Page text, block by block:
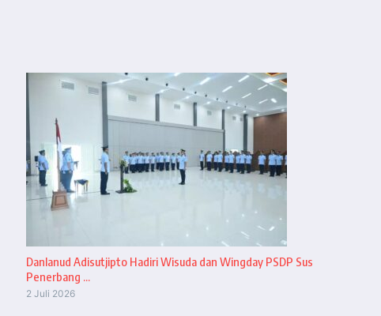
Danlanud Adisutjipto Hadiri Wisuda dan Wingday PSDP Sus
Penerbang ...
2 Juli 2026